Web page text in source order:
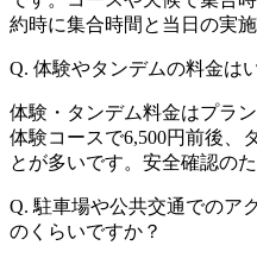
約時に集合時間と当日の実
Q. 体験やタンデムの料金は
体験・タンデム料金はプラ
体験コースで6,500円前後、
とが多いです。安全確認の
Q. 駐車場や公共交通でのア
のくらいですか？